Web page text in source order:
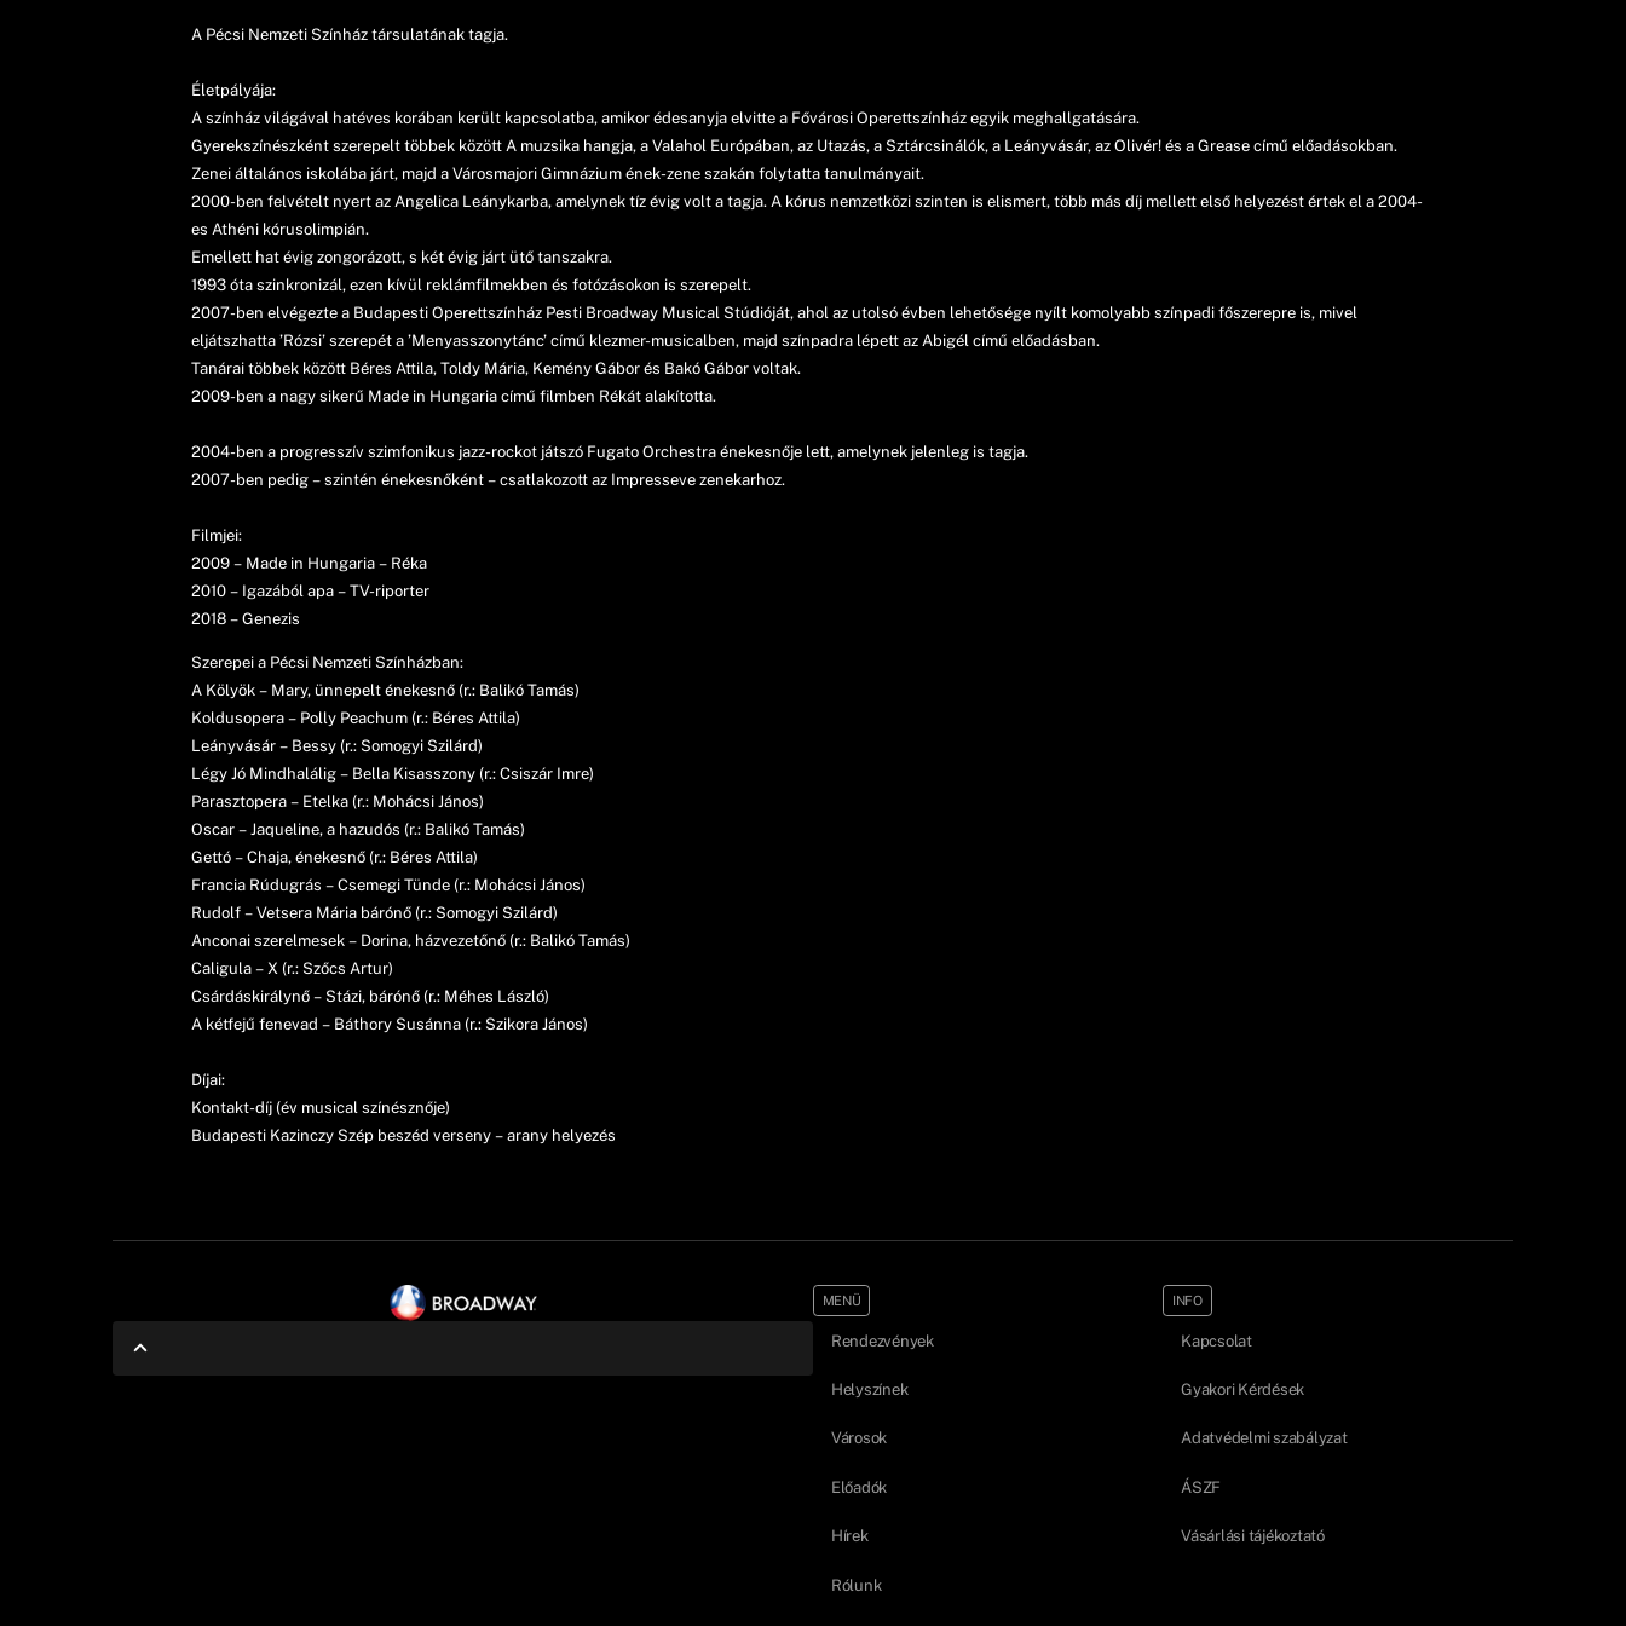
A Pécsi Nemzeti Színház társulatának tagja.
Életpályája:
A színház világával hatéves korában került kapcsolatba, amikor édesanyja elvitte a Fővárosi Operettszínház egyik meghallgatására.
Gyerekszínészként szerepelt többek között A muzsika hangja, a Valahol Európában, az Utazás, a Sztárcsinálók, a Leányvásár, az Olivér! és a Grease című előadásokban.
Zenei általános iskolába járt, majd a Városmajori Gimnázium ének-zene szakán folytatta tanulmányait.
2000-ben felvételt nyert az Angelica Leánykarba, amelynek tíz évig volt a tagja. A kórus nemzetközi szinten is elismert, több más díj mellett első helyezést értek el a 2004-
es Athéni kórusolimpián.
Emellett hat évig zongorázott, s két évig járt ütő tanszakra.
1993 óta szinkronizál, ezen kívül reklámfilmekben és fotózásokon is szerepelt.
2007-ben elvégezte a Budapesti Operettszínház Pesti Broadway Musical Stúdióját, ahol az utolsó évben lehetősége nyílt komolyabb színpadi főszerepre is, mivel
eljátszhatta ’Rózsi’ szerepét a ’Menyasszonytánc’ című klezmer-musicalben, majd színpadra lépett az Abigél című előadásban.
Tanárai többek között Béres Attila, Toldy Mária, Kemény Gábor és Bakó Gábor voltak.
2009-ben a nagy sikerű Made in Hungaria című filmben Rékát alakította.
2004-ben a progresszív szimfonikus jazz-rockot játszó Fugato Orchestra énekesnője lett, amelynek jelenleg is tagja.
2007-ben pedig – szintén énekesnőként – csatlakozott az Impresseve zenekarhoz.
Filmjei:
2009 – Made in Hungaria – Réka
2010 – Igazából apa – TV-riporter
2018 – Genezis
Szerepei a Pécsi Nemzeti Színházban:
A Kölyök – Mary, ünnepelt énekesnő (r.: Balikó Tamás)
Koldusopera – Polly Peachum (r.: Béres Attila)
Leányvásár – Bessy (r.: Somogyi Szilárd)
Légy Jó Mindhalálig – Bella Kisasszony (r.: Csiszár Imre)
Parasztopera – Etelka (r.: Mohácsi János)
Oscar – Jaqueline, a hazudós (r.: Balikó Tamás)
Gettó – Chaja, énekesnő (r.: Béres Attila)
Francia Rúdugrás – Csemegi Tünde (r.: Mohácsi János)
Rudolf – Vetsera Mária bárónő (r.: Somogyi Szilárd)
Anconai szerelmesek – Dorina, házvezetőnő (r.: Balikó Tamás)
Caligula – X (r.: Szőcs Artur)
Csárdáskirálynő – Stázi, bárónő (r.: Méhes László)
A kétfejű fenevad – Báthory Susánna (r.: Szikora János)
Díjai:
Kontakt-díj (év musical színésznője)
Budapesti Kazinczy Szép beszéd verseny – arany helyezés
MENÜ
Rendezvények
Helyszínek
Városok
Előadók
Hírek
Rólunk
INFO
Kapcsolat
Gyakori Kérdések
Adatvédelmi szabályzat
ÁSZF
Vásárlási tájékoztató